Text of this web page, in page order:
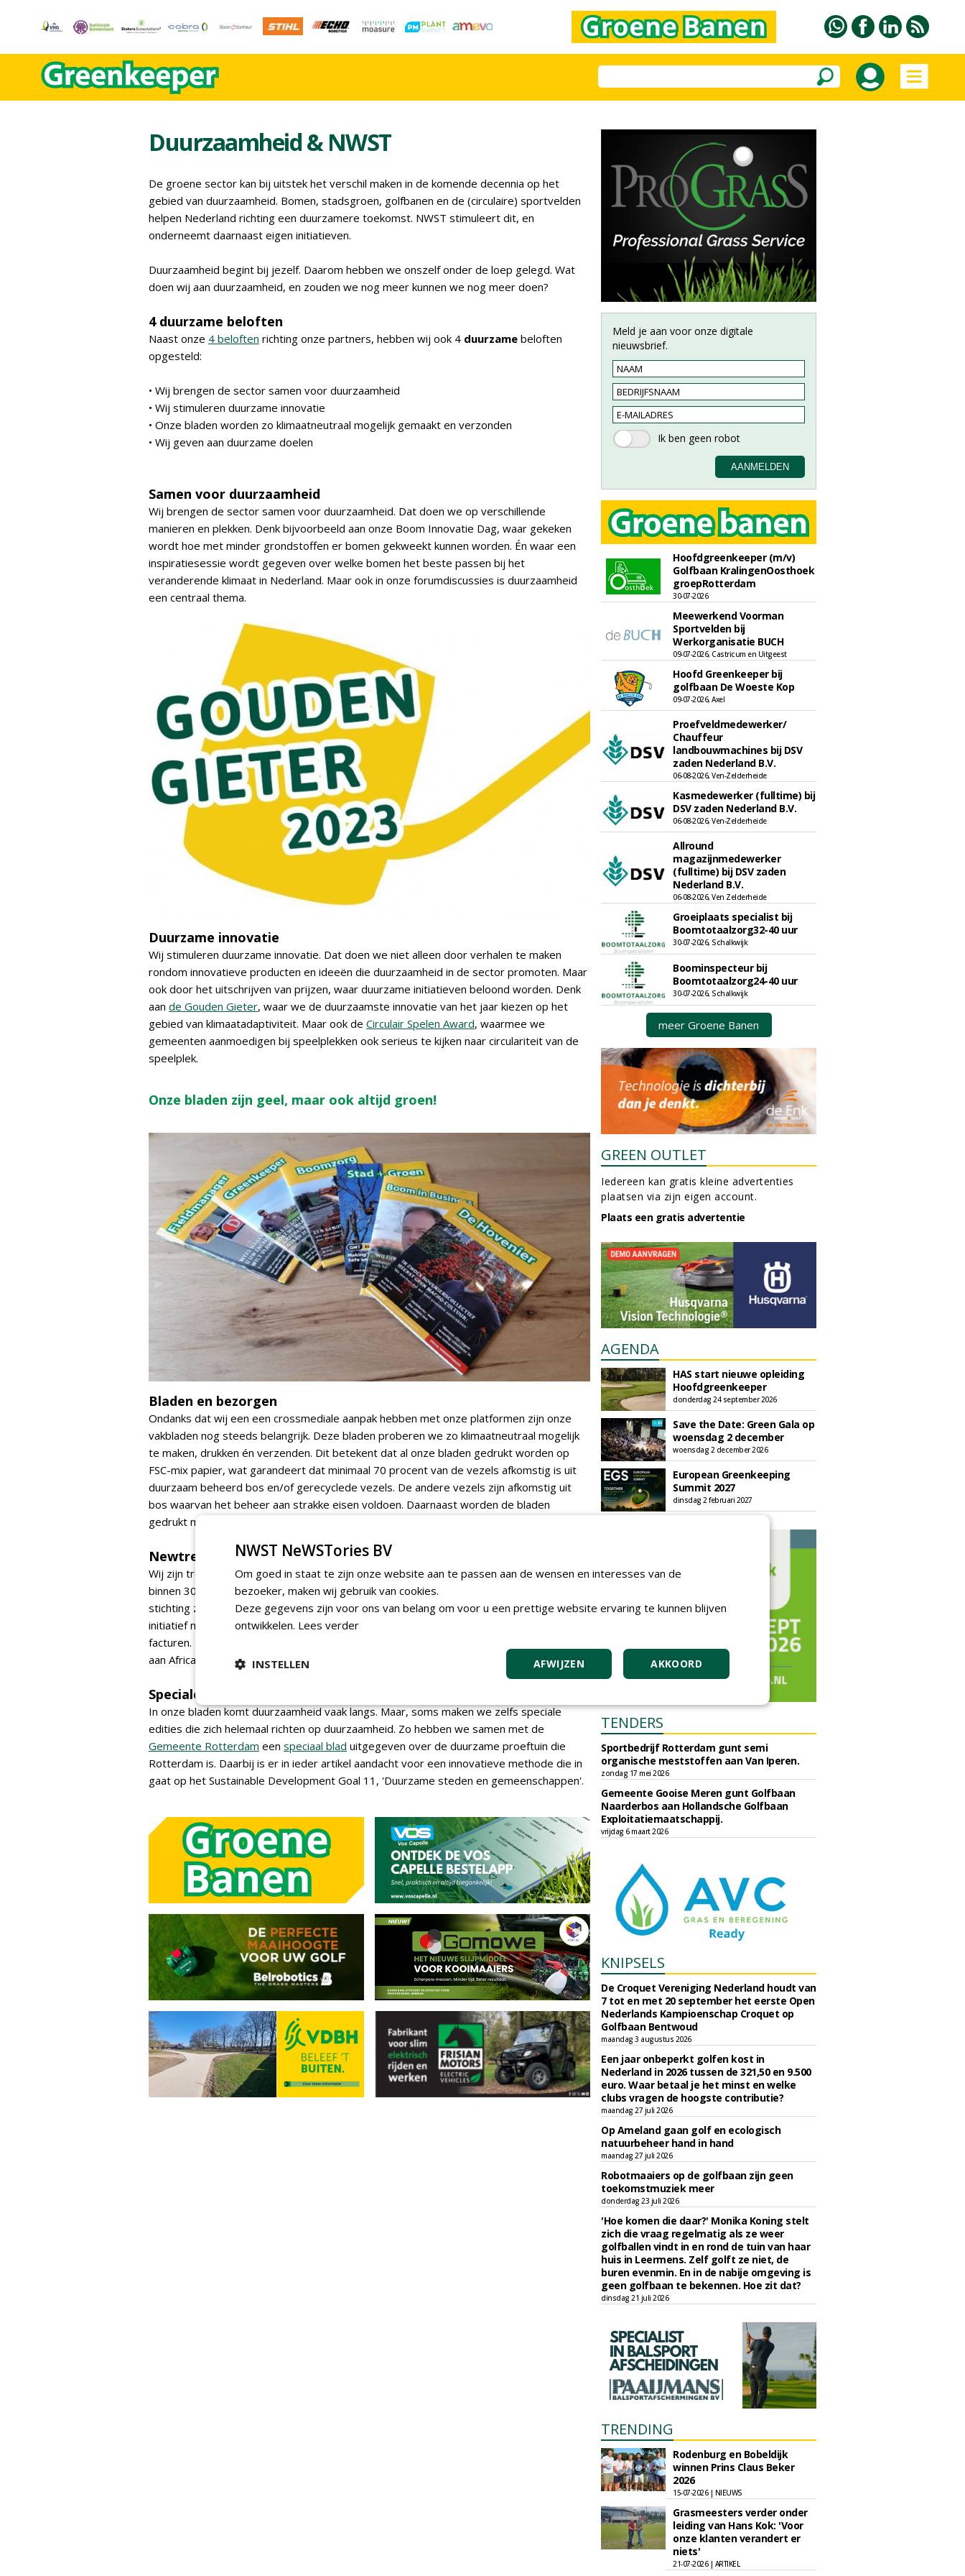
Duurzaamheid & NWST
De groene sector kan bij uitstek het verschil maken in de komende decennia op het
gebied van duurzaamheid. Bomen, stadsgroen, golfbanen en de (circulaire) sportvelden
helpen Nederland richting een duurzamere toekomst. NWST stimuleert dit, en
onderneemt daarnaast eigen initiatieven.
Duurzaamheid begint bij jezelf. Daarom hebben we onszelf onder de loep gelegd. Wat
doen wij aan duurzaamheid, en zouden we nog meer kunnen we nog meer doen?
4 duurzame beloften
Naast onze 4 beloften richting onze partners, hebben wij ook 4 duurzame beloften
opgesteld:
• Wij brengen de sector samen voor duurzaamheid
• Wij stimuleren duurzame innovatie
• Onze bladen worden zo klimaatneutraal mogelijk gemaakt en verzonden
• Wij geven aan duurzame doelen
Samen voor duurzaamheid
Wij brengen de sector samen voor duurzaamheid. Dat doen we op verschillende
manieren en plekken. Denk bijvoorbeeld aan onze Boom Innovatie Dag, waar gekeken
wordt hoe met minder grondstoffen er bomen gekweekt kunnen worden. Én waar een
inspiratiesessie wordt gegeven over welke bomen het beste passen bij het
veranderende klimaat in Nederland. Maar ook in onze forumdiscussies is duurzaamheid
een centraal thema.
Duurzame innovatie
Wij stimuleren duurzame innovatie. Dat doen we niet alleen door verhalen te maken
rondom innovatieve producten en ideeën die duurzaamheid in de sector promoten. Maar
ook door het uitschrijven van prijzen, waar duurzame initiatieven beloond worden. Denk
aan de Gouden Gieter, waar we de duurzaamste innovatie van het jaar kiezen op het
gebied van klimaatadaptiviteit. Maar ook de Circulair Spelen Award, waarmee we
gemeenten aanmoedigen bij speelplekken ook serieus te kijken naar circulariteit van de
speelplek.
Onze bladen zijn geel, maar ook altijd groen!
Bladen en bezorgen
Ondanks dat wij een een crossmediale aanpak hebben met onze platformen zijn onze
vakbladen nog steeds belangrijk. Deze bladen proberen we zo klimaatneutraal mogelijk
te maken, drukken én verzenden. Dit betekent dat al onze bladen gedrukt worden op
FSC-mix papier, wat garandeert dat minimaal 70 procent van de vezels afkomstig is uit
duurzaam beheerd bos en/of gerecyclede vezels. De andere vezels zijn afkomstig uit
bos waarvan het beheer aan strakke eisen voldoen. Daarnaast worden de bladen
gedrukt met soja inkt, en met PostNL CO2 neutraal verzonden.
Newtrees
Wij zijn trotse partner van Africa Wood Grow. Deze stichting zet zich in Kenia in om
binnen 30 jaar 600 vierkante kilometer bos aan te planten. Gezamenlijk met deze
stichting zijn wij
Newtreesgestart. Al onze partners worden benaderd om aan dit
initiatief mee te doen. Indien zij meedoen, betalen zij 1% extra aan NWST bovenop hun
facturen. NWST matcht deze donatie en doneert vervolgens het verdubbelde bedrag
aan Africa Wood Grow.
Speciale uitgaven
In onze bladen komt duurzaamheid vaak langs. Maar, soms maken we zelfs speciale
edities die zich helemaal richten op duurzaamheid. Zo hebben we samen met de
Gemeente Rotterdam een speciaal blad uitgegeven over de duurzame proeftuin die
Rotterdam is. Daarbij is er in ieder artikel aandacht voor een innovatieve methode die in
gaat op het Sustainable Development Goal 11, 'Duurzame steden en gemeenschappen'.
Meld je aan voor onze digitale
nieuwsbrief.
Hoofdgreenkeeper (m/v)
Golfbaan KralingenOosthoek
groepRotterdam
30-07-2026
Meewerkend Voorman
Sportvelden bij
Werkorganisatie BUCH
09-07-2026, Castricum en Uitgeest
Hoofd Greenkeeper bij
golfbaan De Woeste Kop
09-07-2026, Axel
Proefveldmedewerker/
Chauffeur
landbouwmachines bij DSV
zaden Nederland B.V.
06-08-2026, Ven-Zelderheide
Kasmedewerker (fulltime) bij
DSV zaden Nederland B.V.
06-08-2026, Ven-Zelderheide
Allround
magazijnmedewerker
(fulltime) bij DSV zaden
Nederland B.V.
06-08-2026, Ven Zelderheide
Groeiplaats specialist bij
Boomtotaalzorg32-40 uur
30-07-2026, Schalkwijk
Boominspecteur bij
Boomtotaalzorg24-40 uur
30-07-2026, Schalkwijk
meer Groene Banen
GREEN OUTLET
Iedereen kan gratis kleine advertenties
plaatsen via zijn eigen account.
Plaats een gratis advertentie
AGENDA
HAS start nieuwe opleiding
Hoofdgreenkeeper
donderdag 24 september 2026
Save the Date: Green Gala op
woensdag 2 december
woensdag 2 december 2026
European Greenkeeping
Summit 2027
dinsdag 2 februari 2027
TENDERS
Sportbedrijf Rotterdam gunt semi
organische meststoffen aan Van Iperen.
zondag 17 mei 2026
Gemeente Gooise Meren gunt Golfbaan
Naarderbos aan Hollandsche Golfbaan
Exploitatiemaatschappij.
vrijdag 6 maart 2026
KNIPSELS
De Croquet Vereniging Nederland houdt van
7 tot en met 20 september het eerste Open
Nederlands Kampioenschap Croquet op
Golfbaan Bentwoud
maandag 3 augustus 2026
Een jaar onbeperkt golfen kost in
Nederland in 2026 tussen de 321,50 en 9.500
euro. Waar betaal je het minst en welke
clubs vragen de hoogste contributie?
maandag 27 juli 2026
Op Ameland gaan golf en ecologisch
natuurbeheer hand in hand
maandag 27 juli 2026
Robotmaaiers op de golfbaan zijn geen
toekomstmuziek meer
donderdag 23 juli 2026
'Hoe komen die daar?' Monika Koning stelt
zich die vraag regelmatig als ze weer
golfballen vindt in en rond de tuin van haar
huis in Leermens. Zelf golft ze niet, de
buren evenmin. En in de nabije omgeving is
geen golfbaan te bekennen. Hoe zit dat?
dinsdag 21 juli 2026
TRENDING
Rodenburg en Bobeldijk
winnen Prins Claus Beker
2026
15-07-2026 | NIEUWS
Grasmeesters verder onder
leiding van Hans Kok: 'Voor
onze klanten verandert er
niets'
21-07-2026 | ARTIKEL
NWST NeWSTories BV
Om goed in staat te zijn onze website aan te passen aan de wensen en interesses van de
bezoeker, maken wij gebruik van cookies.
Deze gegevens zijn voor ons van belang om voor u een prettige website ervaring te kunnen blijven
ontwikkelen. Lees verder
AKKOORD
AFWIJZEN
INSTELLEN